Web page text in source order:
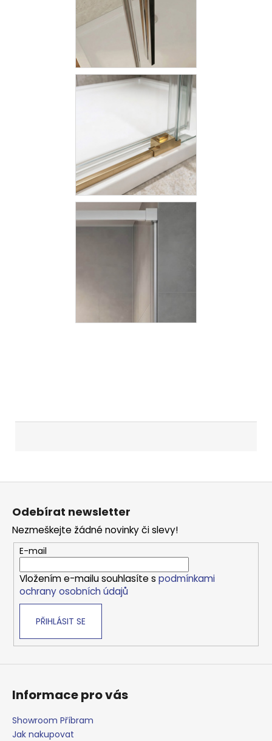
Z
Odebírat newsletter
Nezmeškejte žádné novinky či slevy!
E-mail
Vložením e-mailu souhlasíte s podmínkami
ochrany osobních údajů
PŘIHLÁSIT SE
Informace pro vás
Showroom Příbram
Jak nakupovat